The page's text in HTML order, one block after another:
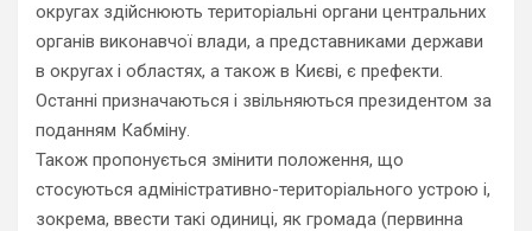
округах здійснюють територіальні органи центральних
органів виконавчої влади, а представниками держави
в округах і областях, а також в Києві, є префекти.
Останні призначаються і звільняються президентом за
поданням Кабміну.
Також пропонується змінити положення, що
стосуються адміністративно-територіального устрою і,
зокрема, ввести такі одиниці, як громада (первинна